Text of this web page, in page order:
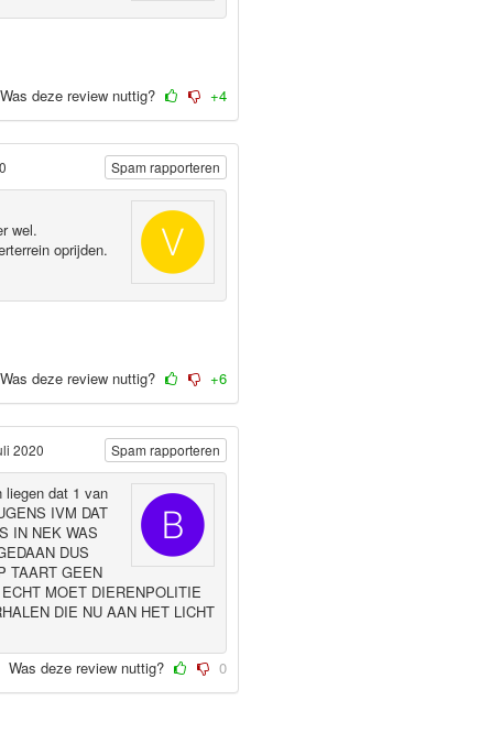
Was deze review nuttig? +4
wel.
oprijden.
Spam rapporteren
Was deze review nuttig? +6
2020
liegen dat 1 van
IVM DAT
IN NEK WAS
DUS
TAART GEEN
MOET DIERENPOLITIE
DIE NU AAN HET LICHT
Spam rapporteren
Was deze review nuttig? 0